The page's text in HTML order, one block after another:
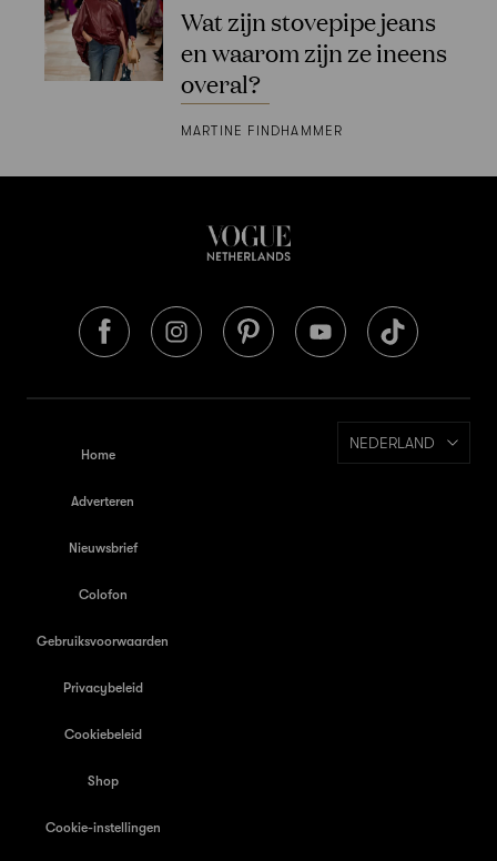
Wat zijn stovepipe jeans
en waarom zijn ze ineens
overal?
MARTINE FINDHAMMER
Home
Adverteren
Nieuwsbrief
Colofon
Gebruiksvoorwaarden
Privacybeleid
Cookiebeleid
Shop
Cookie-instellingen
NEDERLAND